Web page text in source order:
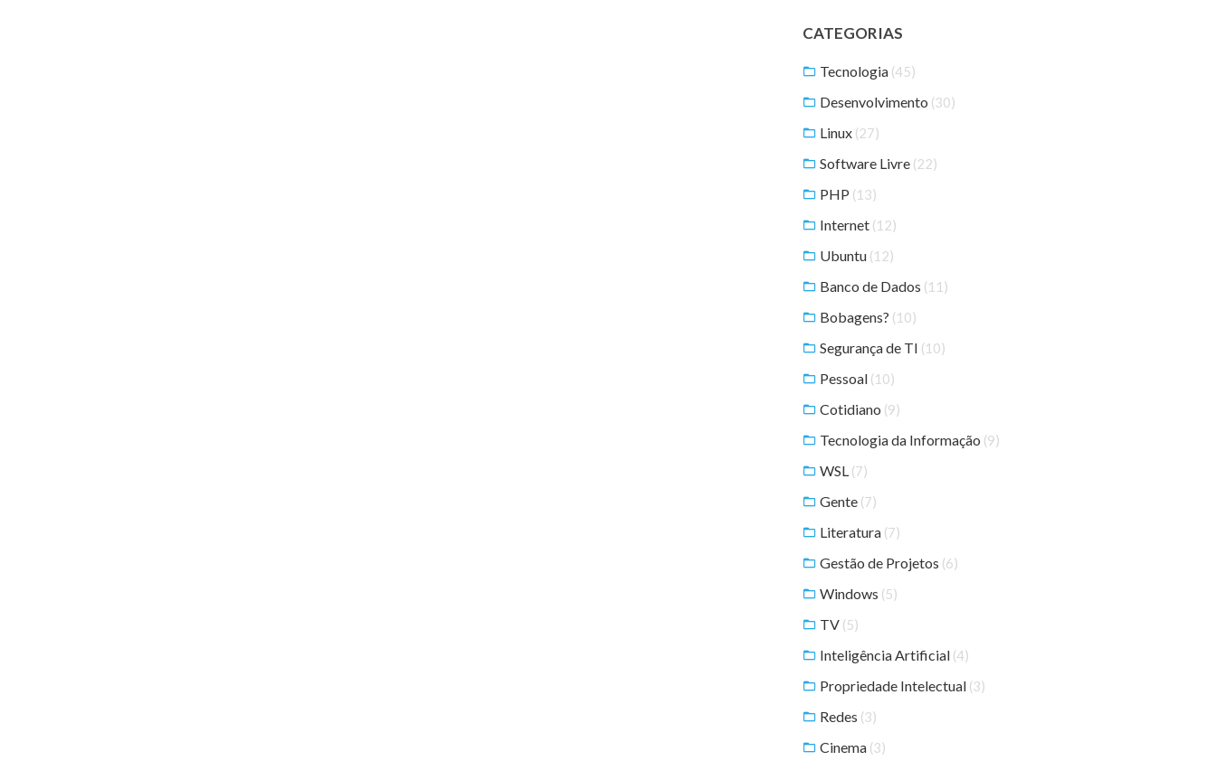
CATEGORIAS
Tecnologia (45)
Desenvolvimento (30)
Linux (27)
Software Livre (22)
PHP (13)
Internet (12)
Ubuntu (12)
Banco de Dados (11)
Bobagens? (10)
Segurança de TI (10)
Pessoal (10)
Cotidiano (9)
Tecnologia da Informação (9)
WSL (7)
Gente (7)
Literatura (7)
Gestão de Projetos (6)
Windows (5)
TV (5)
Inteligência Artificial (4)
Propriedade Intelectual (3)
Redes (3)
Cinema (3)